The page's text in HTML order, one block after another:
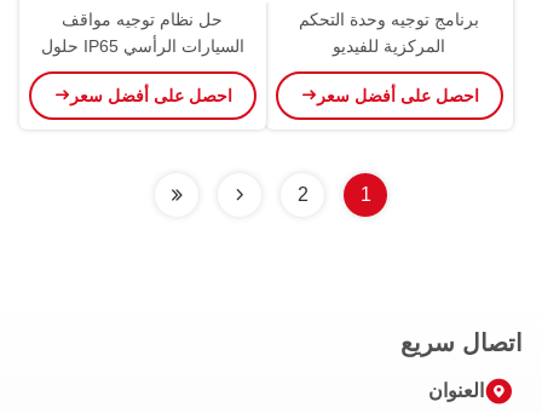
برنامج توجيه وحدة التحكم
المركزية للفيديو
احصل على أفضل سعر
حل نظام توجيه مواقف
السيارات الرأسي IP65 حلول
توجيه مواقف السيارات
احصل على أفضل سعر
1
2
اتصال سريع
العنوان